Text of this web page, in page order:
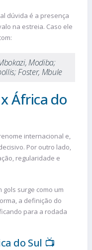
dúvida é a presença
na estreia. Caso ele
Modiba;
Foster, Mbule
África do
internacional e,
Por outro lado,
regularidade e
gols surge como um
a definição do
para a rodada
do Sul 📺